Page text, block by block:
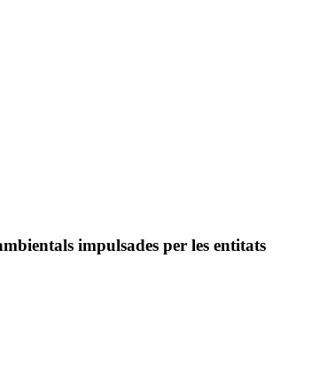
impulsades per les entitats